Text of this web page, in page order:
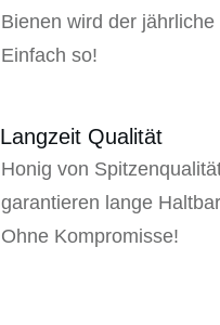
Bienen wird der
Einfach so!
Langzeit Qualität
Honig von
garantieren lange
Ohne Kompromisse!